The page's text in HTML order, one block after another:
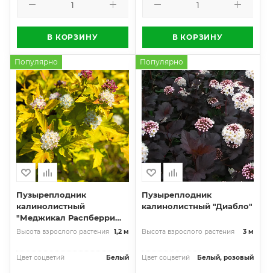
В КОРЗИНУ В КОРЗИНУ
Популярно
Пузыреплодник
калинолистный
"Меджикал Распберри
Лемонад"
Высота взрослого растения 1,2 м
Цвет соцветий Белый
Популярно
Пузыреплодник
калинолистный "Диабло"
Высота взрослого растения 3 м
Цвет соцветий Белый, розовый